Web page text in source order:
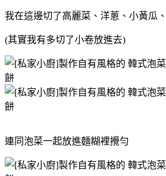
我在這邊切了高麗菜、洋蔥、小黃瓜
(其實我有多切了小卷放進去)
連同泡菜一起放進麵糊裡攪勻